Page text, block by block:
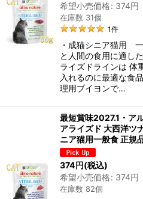
希望小売価格: 374円
在庫数 31個
1件
・成猫シニア猫用
と人間の食用に適し
ライズドラインは 体
入れるのに最適な食
理用ブイヨンで…
最短賞味2027.1・ア
アライズド 大西洋
ニア猫用一般食 正規
374円(税込)
希望小売価格: 374円
在庫数 82個